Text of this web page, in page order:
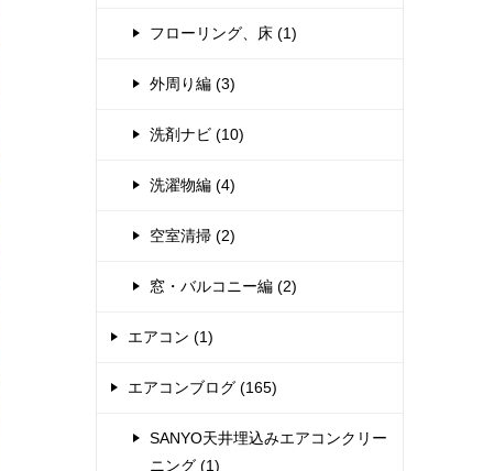
フローリング、床 (1)
外周り編 (3)
洗剤ナビ (10)
洗濯物編 (4)
空室清掃 (2)
窓・バルコニー編 (2)
エアコン (1)
エアコンブログ (165)
SANYO天井埋込みエアコンクリー
ニング (1)